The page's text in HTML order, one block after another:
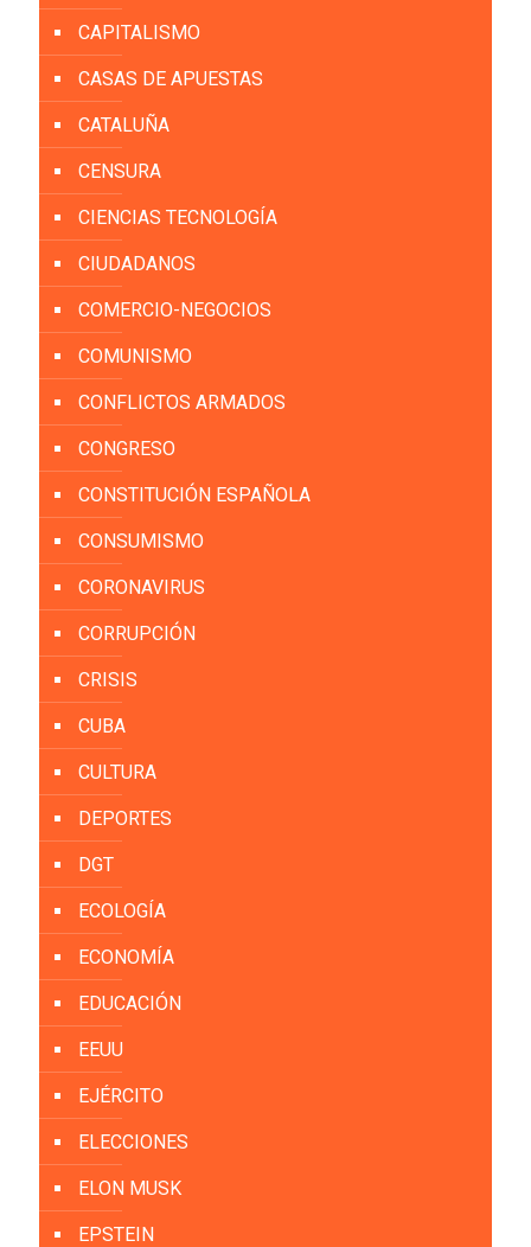
CAPITALISMO
CASAS DE APUESTAS
CATALUÑA
CENSURA
CIENCIAS TECNOLOGÍA
CIUDADANOS
COMERCIO-NEGOCIOS
COMUNISMO
CONFLICTOS ARMADOS
CONGRESO
CONSTITUCIÓN ESPAÑOLA
CONSUMISMO
CORONAVIRUS
CORRUPCIÓN
CRISIS
CUBA
CULTURA
DEPORTES
DGT
ECOLOGÍA
ECONOMÍA
EDUCACIÓN
EEUU
EJÉRCITO
ELECCIONES
ELON MUSK
EPSTEIN